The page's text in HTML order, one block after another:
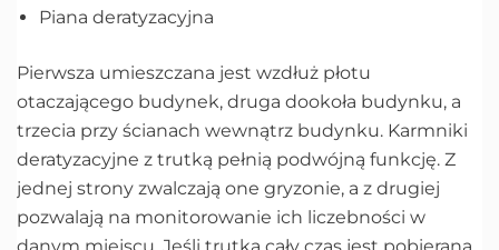
Piana deratyzacyjna
Pierwsza umieszczana jest wzdłuż płotu
otaczającego budynek, druga dookoła budynku, a
trzecia przy ścianach wewnątrz budynku. Karmniki
deratyzacyjne z trutką pełnią podwójną funkcję. Z
jednej strony zwalczają one gryzonie, a z drugiej
pozwalają na monitorowanie ich liczebności w
danym miejscu. Jeśli trutka cały czas jest pobierana